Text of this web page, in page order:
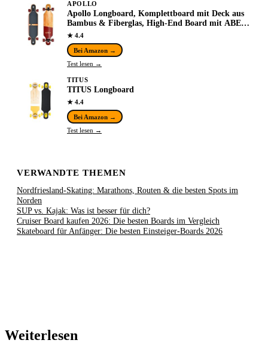
APOLLO
Apollo Longboard, Komplettboard mit Deck aus
Bambus & Fiberglas, High-End Board mit ABEC
9 Kugellager, Flex 2 Longboards für
Jugendliche…
★ 4.4
Bei Amazon →
Test lesen →
TITUS
TITUS Longboard
★ 4.4
Bei Amazon →
Test lesen →
VERWANDTE THEMEN
Nordfriesland-Skating: Marathons, Routen & die besten Spots im
Norden
SUP vs. Kajak: Was ist besser für dich?
Cruiser Board kaufen 2026: Die besten Boards im Vergleich
Skateboard für Anfänger: Die besten Einsteiger-Boards 2026
Weiterlesen